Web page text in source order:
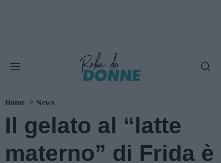
Home News
Il gelato al “latte
materno” di Frida è